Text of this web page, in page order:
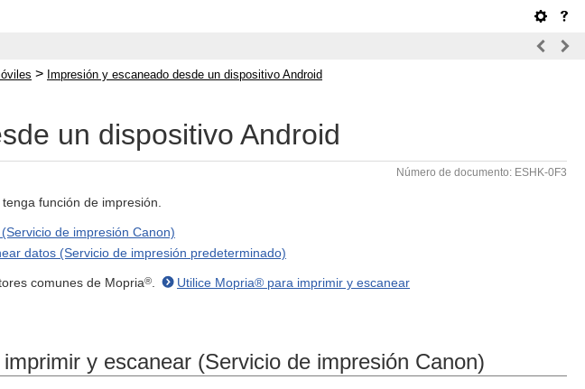
> Impresión y escaneado desde un dispositivo Android
un dispositivo Android
Número de documento: ESHK-0F3
función de impresión.
de impresión Canon)
datos (Servicio de impresión predeterminado)
comunes de Mopria® Utilice Mopria® para imprimir y escanear
y escanear (Servicio de impresión Canon)